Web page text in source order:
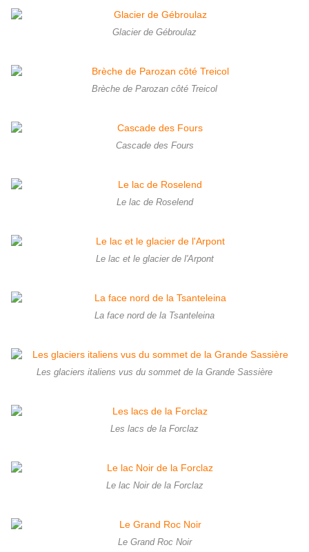
Glacier de Gébroulaz
Brèche de Parozan côté Treicol
Cascade des Fours
Le lac de Roselend
Le lac et le glacier de l'Arpont
La face nord de la Tsanteleina
Les glaciers italiens vus du sommet de la Grande Sassière
Les lacs de la Forclaz
Le lac Noir de la Forclaz
Le Grand Roc Noir